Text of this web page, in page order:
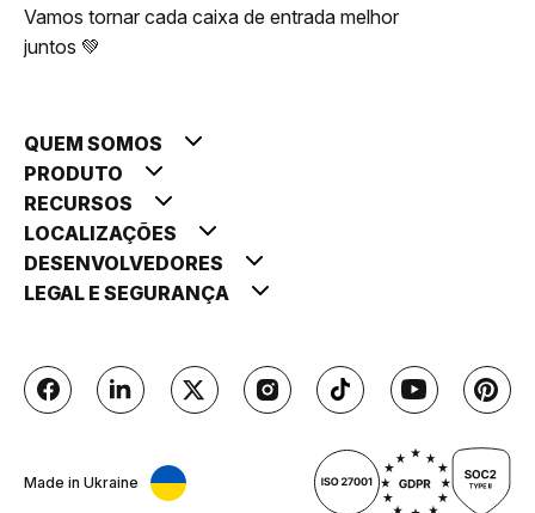
Vamos tornar cada caixa de entrada melhor
juntos 💚
QUEM SOMOS
PRODUTO
RECURSOS
LOCALIZAÇÕES
DESENVOLVEDORES
LEGAL E SEGURANÇA
Made in Ukraine